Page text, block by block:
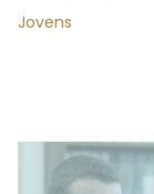
Jovens